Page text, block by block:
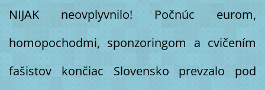
NIJAK neovplyvnilo! Počnúc eurom,
homopochodmi, sponzoringom a cvičením
fašistov končiac Slovensko prevzalo pod